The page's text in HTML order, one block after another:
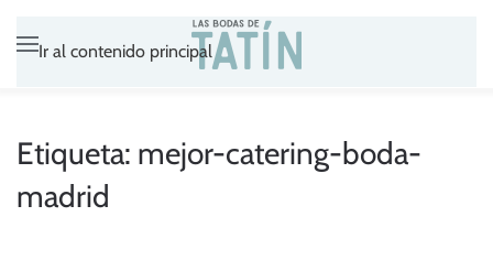
Ir al contenido principal
Etiqueta: mejor-catering-boda-
madrid